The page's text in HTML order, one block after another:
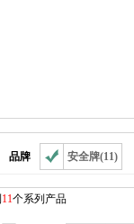
品牌 安全牌(11)
11个系列产品